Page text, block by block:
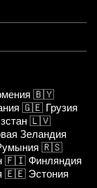
🇧🇾
🇬🇪 Грузия
🇱🇻
Зеландия
🇷🇸
🇫🇮 Финляндия
🇪🇪 Эстония